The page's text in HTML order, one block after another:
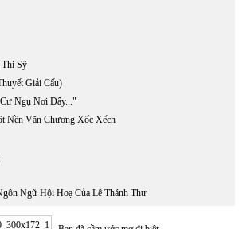
Sỹ
Giải Cấu)
Ngụ Nơi Đây..."
Nền Văn Chương Xốc Xếch
Ngữ Hội Hoạ Của Lê Thánh Thư